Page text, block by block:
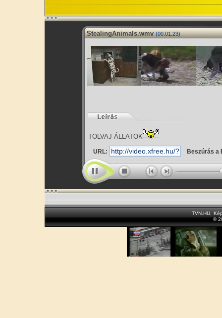
StealingAnimals.wmv (00:01:23)
TOLVAJ ÁLLATOK
URL: Beszúrás a
TVN.HU
©